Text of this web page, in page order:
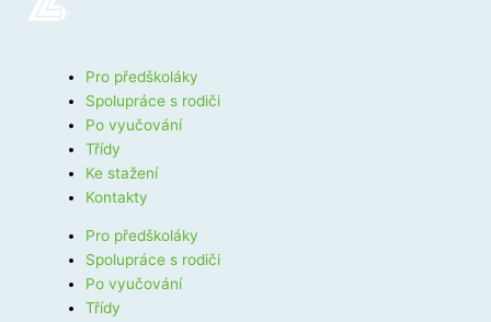
Pro předškoláky
Spolupráce s rodiči
Po vyučování
Třídy
Ke stažení
Kontakty
Pro předškoláky
Spolupráce s rodiči
Po vyučování
Třídy